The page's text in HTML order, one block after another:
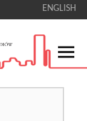
ENGLISH